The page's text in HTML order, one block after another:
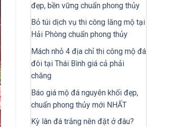
đẹp, bền vững chuẩn phong thủy
Bỏ túi dịch vụ thi công lăng mộ tại
Hải Phòng chuẩn phong thủy
Mách nhỏ 4 địa chỉ thi công mộ đá
đôi tại Thái Bình giá cả phải
chăng
Báo giá mộ đá nguyên khối đẹp,
chuẩn phong thủy mới NHẤT
Kỳ lân đá trắng nên đặt ở đâu?